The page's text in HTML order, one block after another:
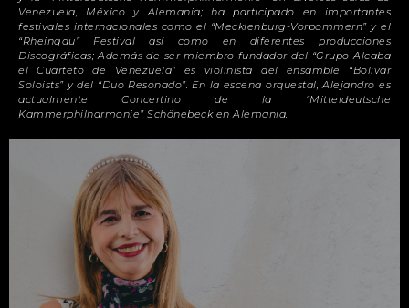
Venezuela, México y Alemania; ha participado en importantes
festivales internacionales como el “Mecklenburg-Vorpommern” y el
“Rheingau” Festival así como en diferentes producciones
Discográficas; Además de ser miembro fundador del “Grupo Alcaba
el Cuarteto de Venezuela” es violinista del ensamble “Bolivar
Soloists” y del “Duo Resonado”. En la escena orquestal, Alejandro es
actualmente Concertino de la “Mitteldeutsche
Kammerphilharmonie” Schönebeck en Alemania.